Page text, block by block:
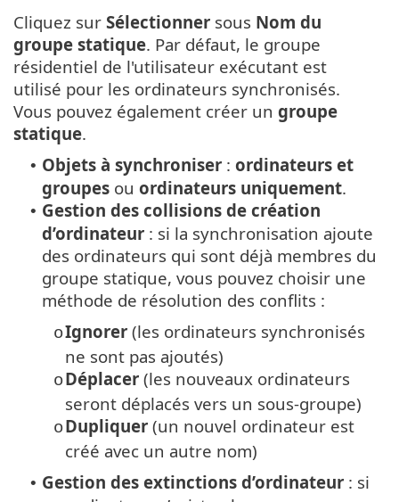
Cliquez sur Sélectionner sous Nom du
groupe statique. Par défaut, le groupe
résidentiel de l'utilisateur exécutant est
utilisé pour les ordinateurs synchronisés.
Vous pouvez également créer un groupe
statique.
• Objets à synchroniser : ordinateurs et
groupes ou ordinateurs uniquement.
• Gestion des collisions de création
d’ordinateur : si la synchronisation ajoute
des ordinateurs qui sont déjà membres du
groupe statique, vous pouvez choisir une
méthode de résolution des conflits :
oIgnorer (les ordinateurs synchronisés
ne sont pas ajoutés)
oDéplacer (les nouveaux ordinateurs
seront déplacés vers un sous-groupe)
oDupliquer (un nouvel ordinateur est
créé avec un autre nom)
• Gestion des extinctions d’ordinateur : si